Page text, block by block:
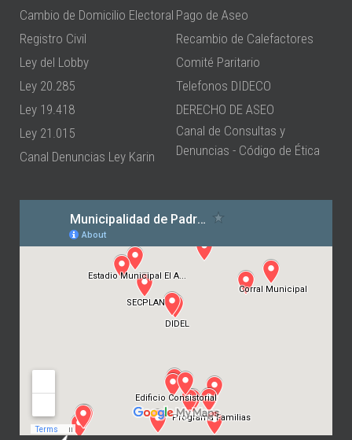
Cambio de Domicilio Electoral
Registro Civil
Ley del Lobby
Ley 20.285
Ley 19.418
Ley 21.015
Canal Denuncias Ley Karin
Pago de Aseo
Recambio de Calefactores
Comité Paritario
Telefonos DIDECO
DERECHO DE ASEO
Canal de Consultas y
Denuncias - Código de Ética